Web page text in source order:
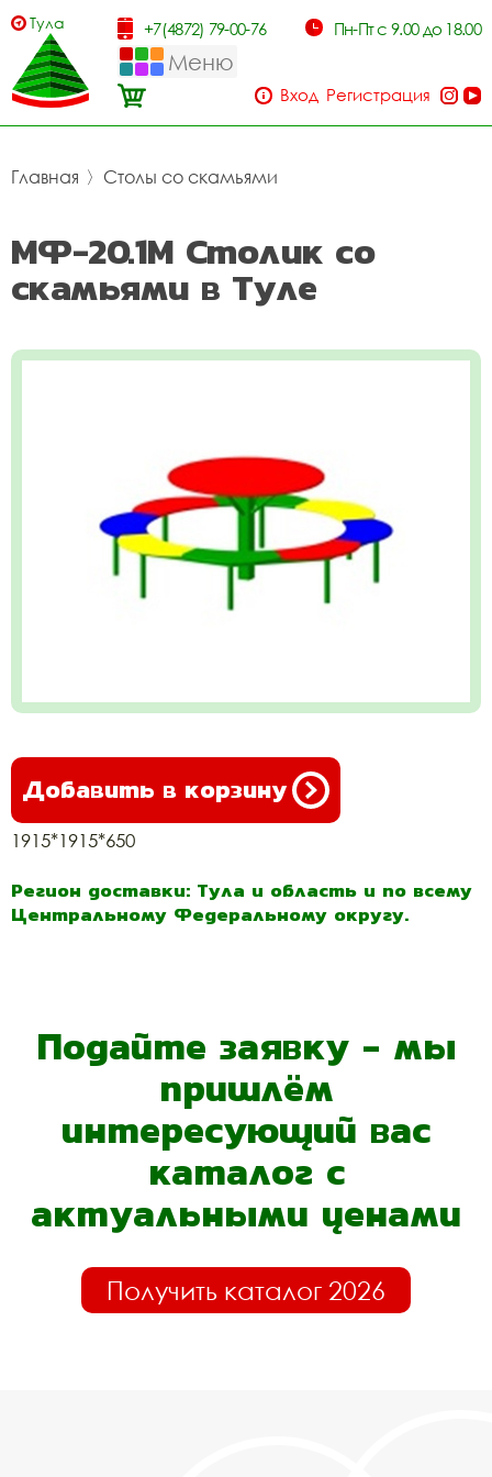
Тула +7(4872) 79-00-76 Пн-Пт с 9.00 до 18.00
Меню
Вход Регистрация
Главная 〉 Столы со скамьями
МФ-20.1М Столик со
скамьями в Туле
Добавить в корзину
1915*1915*650
Регион доставки: Тула и область и по всему
Центральному Федеральному округу.
Подайте заявку - мы
пришлём
интересующий вас
каталог с
актуальными ценами
Получить каталог 2026